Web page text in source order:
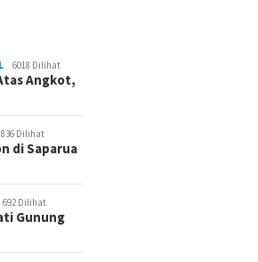
6018 Dilihat
Angkot,
836 Dilihat
di Saparua
692 Dilihat
Gunung